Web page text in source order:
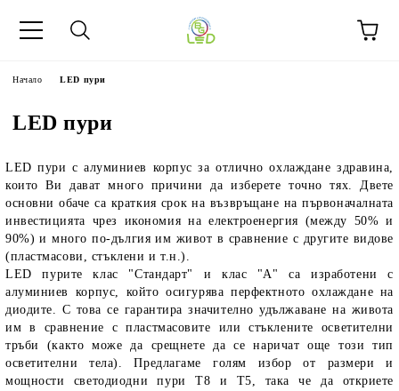
Начало LED пури
LED пури
LED пури с алуминиев корпус за отлично охлаждане здравина,
които Ви дават много причини да изберете точно тях. Двете
основни обаче са краткия срок на възвръщане на първоначалната
инвестицията чрез икономия на електроенергия (между 50% и
90%) и много по-дългия им живот в сравнение с другите видове
(пластмасови, стъклени и т.н.).
LED пурите клас "Стандарт" и клас "А" са изработени с
алуминиев корпус, който осигурява перфектното охлаждане на
диодите. С това се гарантира значително удължаване на живота
им в сравнение с пластмасовите или стъклените осветителни
тръби (както може да срещнете да се наричат още този тип
осветителни тела). Предлагаме голям избор от размери и
мощности светодиодни пури Т8 и Т5, така че да откриете